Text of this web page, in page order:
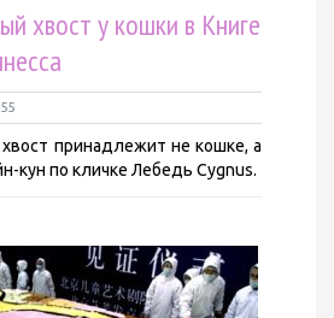
хвост у кошки в Книге
принадлежит не кошке, а
кун по кличке Лебедь Cygnus.